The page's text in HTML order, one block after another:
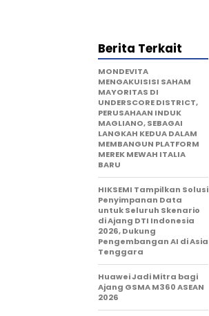
Berita Terkait
MONDEVITA
MENGAKUISISI SAHAM
MAYORITAS DI
UNDERSCORE DISTRICT,
PERUSAHAAN INDUK
MAGLIANO, SEBAGAI
LANGKAH KEDUA DALAM
MEMBANGUN PLATFORM
MEREK MEWAH ITALIA
BARU
HIKSEMI Tampilkan Solusi
Penyimpanan Data
untuk Seluruh Skenario
di Ajang DTI Indonesia
2026, Dukung
Pengembangan AI di Asia
Tenggara
Huawei Jadi Mitra bagi
Ajang GSMA M360 ASEAN
2026